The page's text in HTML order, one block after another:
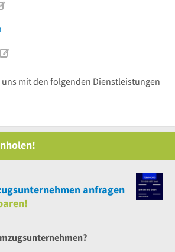
uns mit den folgenden Dienstleistungen
anfragen